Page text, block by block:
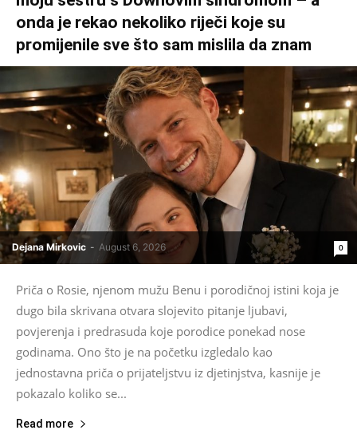
onda je rekao nekoliko riječi koje su
promijenile sve što sam mislila da znam
Dejana Mirkovic - August 6, 2026 0
Priča o Rosie, njenom mužu Benu i porodičnoj istini koja je
dugo bila skrivana otvara slojevito pitanje ljubavi,
povjerenja i predrasuda koje porodice ponekad nose
godinama. Ono što je na početku izgledalo kao
jednostavna priča o prijateljstvu iz djetinjstva, kasnije je
pokazalo koliko se...
Read more